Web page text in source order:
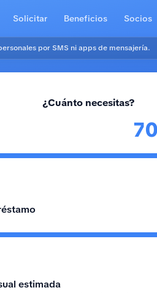
Solicitar Beneficios Socios
por SMS ni apps de mensajería.
¿Cuánto necesitas?
estimada